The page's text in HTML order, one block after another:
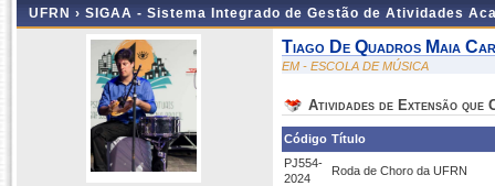
UFRN › SIGAA - Sistema Integrado de Gestão de Atividades
Tiago De Quadros Maia
EM - ESCOLA DE MÚSICA
Atividades de Extensão que
Código Título
PJ554-
2024
Roda de Choro da UFRN